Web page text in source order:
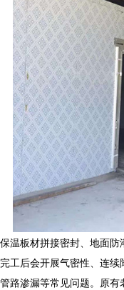
保温板材拼接密封、地面防
完工后会开展气密性、连续
管路渗漏等常见问题。原